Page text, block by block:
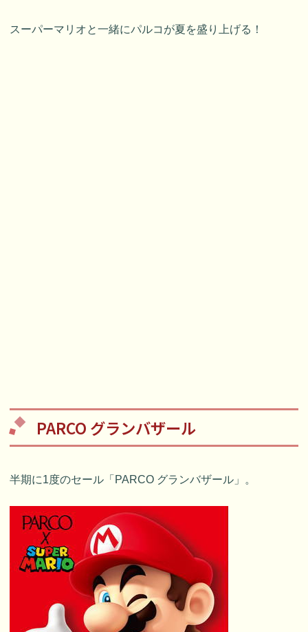
スーパーマリオと一緒にパルコが夏を盛り上げる！
PARCO グランバザール
半期に1度のセール「PARCO グランバザール」。